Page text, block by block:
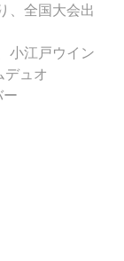
、全国大会出
小江戸ウイン
デュオ
ー